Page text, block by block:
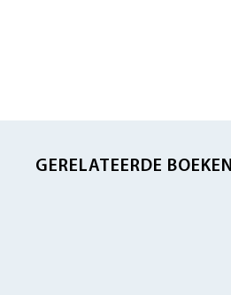
GERELATEERDE BOEKEN